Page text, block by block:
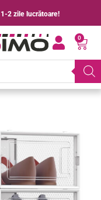
2 zile lucrătoare!
0
Cart